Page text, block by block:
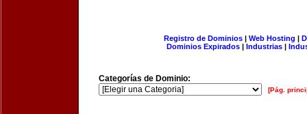
Registro de Dominios| Web Hosting |
Dominios Expirados | Industrias |
Categorías de Dominio:
[Pág.